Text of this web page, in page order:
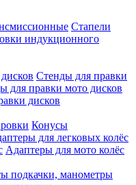
Стапели
индукционного
Стенды для правки
для правки мото дисков
дисков
Конусы
для легковых колёс
Адаптеры для мото колёс
подкачки, манометры